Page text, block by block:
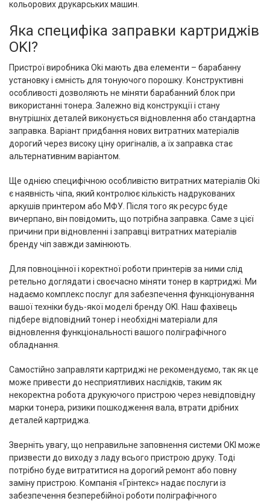
кольорових друкарських машин.
Яка специфіка заправки картриджів
OKI?
Пристрої виробника Oki мають два елементи – барабанну
установку і ємність для тонуючого порошку. Конструктивні
особливості дозволяють не міняти барабанний блок при
використанні тонера. Залежно від конструкції і стану
внутрішніх деталей виконується відновлення або стандартна
заправка. Варіант придбання нових витратних матеріалів
дорогий через високу ціну оригіналів, а їх заправка стає
альтернативним варіантом.
Ще однією специфічною особливістю витратних матеріалів Oki
є наявність чіпа, який контролює кількість надрукованих
аркушів принтером або МФУ. Після того як ресурс буде
вичерпано, він повідомить, що потрібна заправка. Саме з цієї
причини при відновленні і заправці витратних матеріалів
бренду чіп завжди замінюють.
Для повноцінної і коректної роботи принтерів за ними слід
ретельно доглядати і своєчасно міняти тонер в картриджі. Ми
надаємо комплекс послуг для забезпечення функціонування
вашої техніки будь-якої моделі бренду OKI. Наш фахівець
підбере відповідний тонер і необхідні матеріали для
відновлення функціональності вашого поліграфічного
обладнання.
Самостійно заправляти картриджі не рекомендуємо, так як це
може привести до несприятливих наслідків, таким як
некоректна робота друкуючого пристрою через невідповідну
марки тонера, ризики пошкодження вала, втрати дрібних
деталей картриджа.
Зверніть увагу, що неправильне заповнення системи OKI може
призвести до виходу з ладу всього пристрою друку. Тоді
потрібно буде витратитися на дорогий ремонт або повну
заміну пристрою. Компанія «Грінтекс» надає послуги із
забезпечення безперебійної роботи поліграфічного